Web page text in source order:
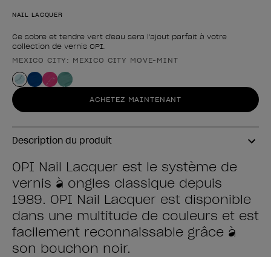
NAIL LACQUER
Ce sobre et tendre vert d'eau sera l'ajout parfait à votre
collection de vernis OPI.
Forme du produit
MEXICO CITY: MEXICO CITY MOVE-MINT
ACHETEZ MAINTENANT
Description du produit
OPI Nail Lacquer est le système de
vernis à ongles classique depuis
1989. OPI Nail Lacquer est disponible
dans une multitude de couleurs et est
facilement reconnaissable grâce à
son bouchon noir.